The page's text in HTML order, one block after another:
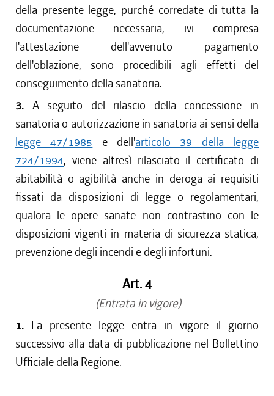
della presente legge, purché corredate di tutta la
documentazione necessaria, ivi compresa
l'attestazione dell'avvenuto pagamento
dell'oblazione, sono procedibili agli effetti del
conseguimento della sanatoria.
3. A seguito del rilascio della concessione in
sanatoria o autorizzazione in sanatoria ai sensi della
legge 47/1985 e dell'articolo 39 della legge
724/1994, viene altresì rilasciato il certificato di
abitabilità o agibilità anche in deroga ai requisiti
fissati da disposizioni di legge o regolamentari,
qualora le opere sanate non contrastino con le
disposizioni vigenti in materia di sicurezza statica,
prevenzione degli incendi e degli infortuni.
Art. 4
(Entrata in vigore)
1. La presente legge entra in vigore il giorno
successivo alla data di pubblicazione nel Bollettino
Ufficiale della Regione.